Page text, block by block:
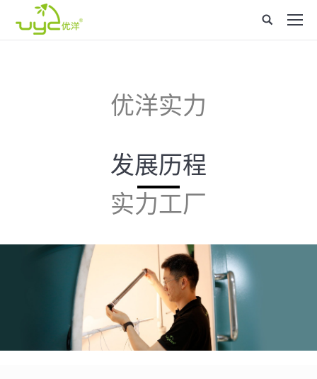
Site
search:
优洋实力
发展历程
实力工厂